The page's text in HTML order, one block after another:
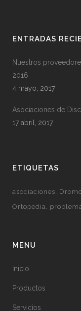
ENTRADAS
Nuestros
2016
4 mayo, 2017
Asociaciones de
17 abril, 2017
ETIQUETAS
asociaciones
Ortopedia
MENU
Inicio
Productos
Servicios